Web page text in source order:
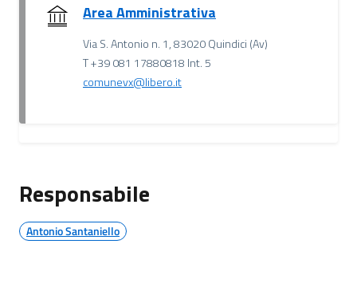
Area Amministrativa
Via S. Antonio n. 1, 83020 Quindici (Av)
T +39 081 17880818 Int. 5
comunevx@libero.it
Responsabile
Antonio Santaniello